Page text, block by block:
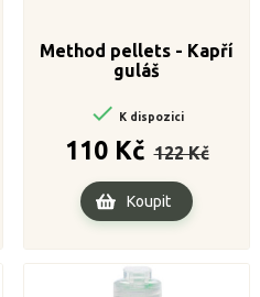
Method pellets - Kapří
guláš
 K dispozici
110 Kč cena
122 Kč
Cena
Koupit